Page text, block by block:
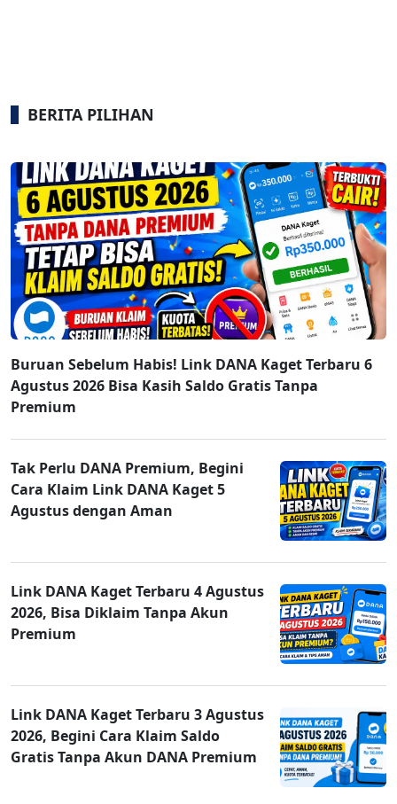
BERITA PILIHAN
Buruan Sebelum Habis! Link DANA Kaget Terbaru 6
Agustus 2026 Bisa Kasih Saldo Gratis Tanpa
Premium
Tak Perlu DANA Premium, Begini
Cara Klaim Link DANA Kaget 5
Agustus dengan Aman
Link DANA Kaget Terbaru 4 Agustus
2026, Bisa Diklaim Tanpa Akun
Premium
Link DANA Kaget Terbaru 3 Agustus
2026, Begini Cara Klaim Saldo
Gratis Tanpa Akun DANA Premium